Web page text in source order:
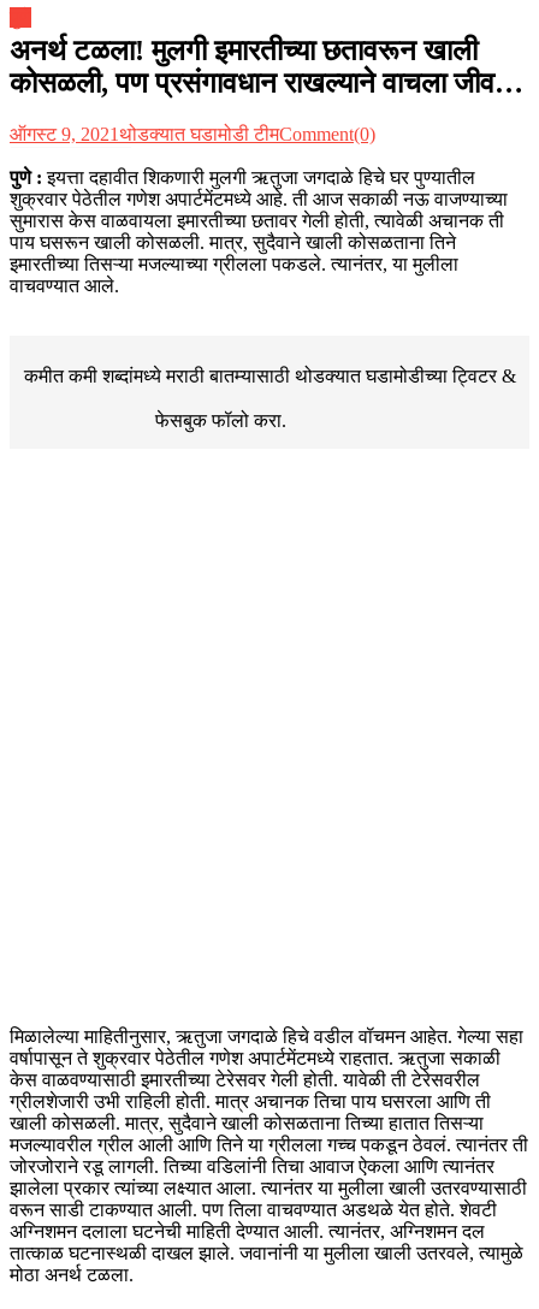
अनर्थ टळला! मुलगी इमारतीच्या छतावरून खाली
कोसळली, पण प्रसंगावधान राखल्याने वाचला जीव…
ऑगस्ट 9, 2021थोडक्यात घडामोडी टीमComment(0)
पुणे : इयत्ता दहावीत शिकणारी मुलगी ऋतुजा जगदाळे हिचे घर पुण्यातील
शुक्रवार पेठेतील गणेश अपार्टमेंटमध्ये आहे. ती आज सकाळी नऊ वाजण्याच्या
सुमारास केस वाळवायला इमारतीच्या छतावर गेली होती, त्यावेळी अचानक ती
पाय घसरून खाली कोसळली. मात्र, सुदैवाने खाली कोसळतानातिने
इमारतीच्या तिसऱ्या मजल्याच्या ग्रीलला पकडले. त्यानंतर, या मुलीला
वाचवण्यात आले.
कमीत कमी शब्दांमध्ये मराठी बातम्यासाठी थोडक्यात घडामोडीच्याट्विटर &
फेसबुकफॉलो करा.
मिळालेल्या माहितीनुसार, ऋतुजा जगदाळे हिचे वडील वॉचमन आहेत. गेल्या सहा
वर्षापासून ते शुक्रवार पेठेतील गणेश अपार्टमेंटमध्ये राहतात. ऋतुजा सकाळी
केस वाळवण्यासाठी इमारतीच्या टेरेसवर गेली होती. यावेळी ती टेरेसवरील
ग्रीलशेजारी उभी राहिली होती. मात्र अचानक तिचा पाय घसरला आणि ती
खाली कोसळली. मात्र, सुदैवाने खाली कोसळताना तिच्या हातात तिसऱ्या
मजल्यावरील ग्रील आली आणि तिने या ग्रीलला गच्च पकडून ठेवलं. त्यानंतर ती
जोरजोराने रडू लागली. तिच्या वडिलांनी तिचा आवाज ऐकला आणि त्यानंतर
झालेला प्रकार त्यांच्या लक्ष्यात आला. त्यानंतर या मुलीला खाली उतरवण्यासाठी
वरून साडी टाकण्यात आली. पण तिला वाचवण्यात अडथळे येत होते. शेवटी
अग्निशमन दलाला घटनेची माहिती देण्यात आली. त्यानंतर, अग्निशमन दल
तात्काळ घटनास्थळी दाखल झाले. जवानांनी या मुलीला खाली उतरवले, त्यामुळे
मोठा अनर्थ टळला.